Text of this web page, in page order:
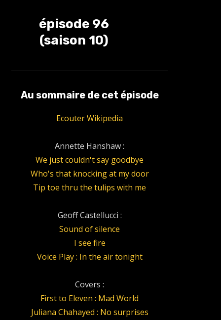
épisode 96
(saison 10)
Au sommaire de cet épisode
Ecouter Wikipedia
Annette Hanshaw :
We just couldn't say goodbye
Who's that knocking at my door
Tip toe thru the tulips with me
Geoff Castellucci :
Sound of silence
I see fire
Voice Play : In the air tonight
Covers :
First to Eleven : Mad World
Juliana Chahayed : No surprises